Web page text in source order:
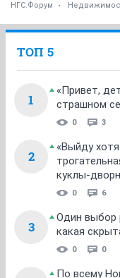
НГС.Форум
ТОП 5
1
«Привет,
страшном
0 3
2
«Выйду
куклы-
0 6
3
Один выбор
какая
0 0
По всему